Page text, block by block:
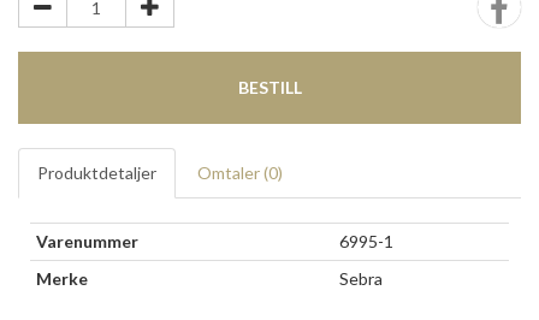
BESTILL
Produktdetaljer Omtaler (0)
Varenummer
6995-1
Merke
Sebra